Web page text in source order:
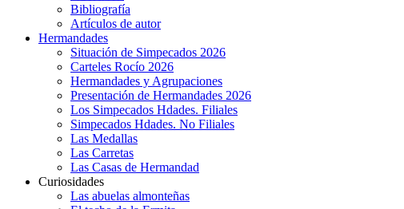
Bibliografía
Artículos de autor
Hermandades
Situación de Simpecados 2026
Carteles Rocío 2026
Hermandades y Agrupaciones
Presentación de Hermandades 2026
Los Simpecados Hdades. Filiales
Simpecados Hdades. No Filiales
Las Medallas
Las Carretas
Las Casas de Hermandad
Curiosidades
Las abuelas almonteñas